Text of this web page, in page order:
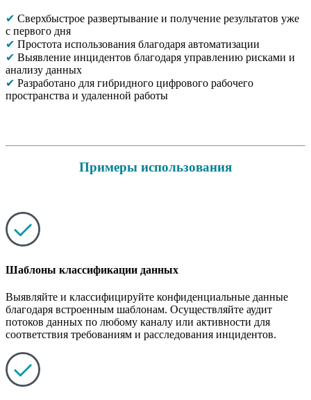
✔ Сверхбыстрое развертывание и получение результатов уже
с первого дня
✔ Простота использования благодаря автоматизации
✔ Выявление инцидентов благодаря управлению рисками и
анализу данных
✔ Разработано для гибридного цифрового рабочего
пространства и удаленной работы
Примеры использования
Шаблоны классификации данных
Выявляйте и классифицируйте конфиденциальные данные
благодаря встроенным шаблонам. Осуществляйте аудит
потоков данных по любому каналу или активности для
соответствия требованиям и расследования инцидентов.